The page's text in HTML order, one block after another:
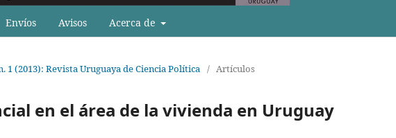
Envíos Avisos Acerca de
1 (2013): Revista Uruguaya de Ciencia Política / Artículos
en el área de la vivienda en Uruguay